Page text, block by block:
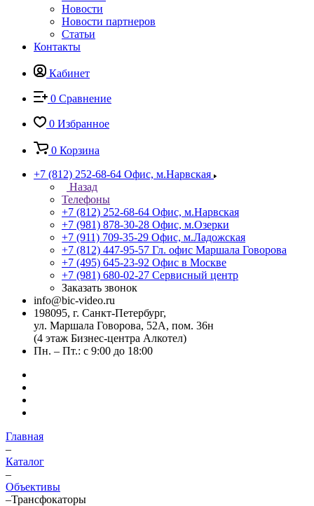
Новости
Новости партнеров
Статьи
Контакты
Кабинет
0 Сравнение
0 Избранное
0 Корзина
+7 (812) 252-68-64 Офис, м.Нарвская
Назад
Телефоны
+7 (812) 252-68-64 Офис, м.Нарвская
+7 (981) 878-30-28 Офис, м.Озерки
+7 (911) 709-35-29 Офис, м.Ладожская
+7 (812) 447-95-57 Гл. офис Маршала Говорова
+7 (495) 645-23-92 Офис в Москве
+7 (981) 680-02-27 Сервисный центр
Заказать звонок
info@bic-video.ru
198095, г. Санкт-Петербург,
ул. Маршала Говорова, 52А, пом. 36н
(4 этаж Бизнес-центра Алкотел)
Пн. – Пт.: с 9:00 до 18:00
Главная
–
Каталог
–
Объективы
–Трансфокаторы